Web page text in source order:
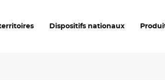
Dispositifs nationaux